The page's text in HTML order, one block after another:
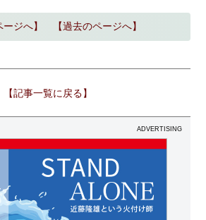
ージへ】 【過去のページへ】
【記事一覧に戻る】
ADVERTISING